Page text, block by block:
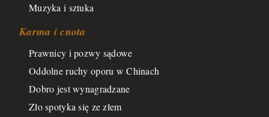
Muzyka i sztuka
Karma i cnota
Prawnicy i pozwy sądowe
Oddolne ruchy oporu w Chinach
Dobro jest wynagradzane
Zło spotyka się ze złem